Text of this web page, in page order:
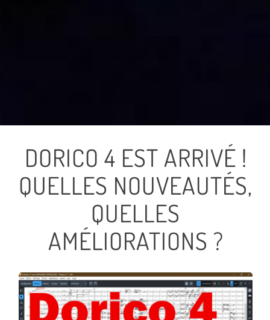
DORICO 4 EST ARRIVÉ !
QUELLES NOUVEAUTÉS,
QUELLES
AMÉLIORATIONS ?